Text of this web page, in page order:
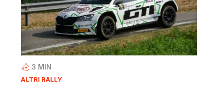
3 MIN
ALTRI RALLY